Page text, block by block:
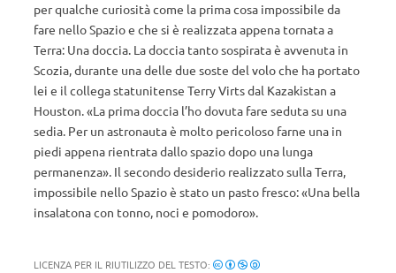
per qualche curiosità come la prima cosa impossibile da
fare nello Spazio e che si è realizzata appena tornata a
Terra: Una doccia. La doccia tanto sospirata è avvenuta in
Scozia, durante una delle due soste del volo che ha portato
lei e il collega statunitense Terry Virts dal Kazakistan a
Houston. «La prima doccia l’ho dovuta fare seduta su una
sedia. Per un astronauta è molto pericoloso farne una in
piedi appena rientrata dallo spazio dopo una lunga
permanenza». Il secondo desiderio realizzato sulla Terra,
impossibile nello Spazio è stato un pasto fresco: «Una bella
insalatona con tonno, noci e pomodoro».
LICENZA PER IL RIUTILIZZO DEL TESTO: